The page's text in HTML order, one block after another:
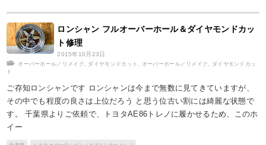
ロンシャン フルオーバーホール＆ダイヤモンドカッ
ト修理
2015年10月23日
オーバーホール／リメイク , ダイヤモンドカット , オーバーホール／リメイク , ダイヤモンドカッ
ト
ご存知ロンシャンです ロンシャンは今まで無数に見てきていますが、
その中でも程度の良さは上位だろう と思う位古い割には綺麗な状態で
す。 千葉県よりご依頼で、トヨタAE86トレノに履かせるため、このホ
イー